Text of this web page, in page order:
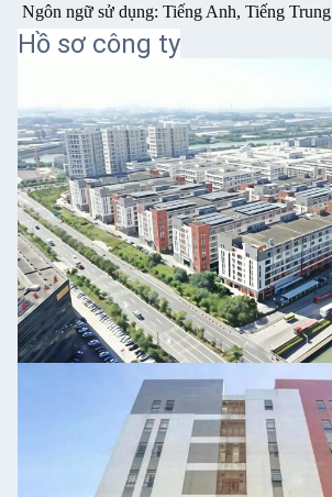
Ngôn ngữ sử dụng: Tiếng Anh, Tiếng Trung
Hồ sơ công ty